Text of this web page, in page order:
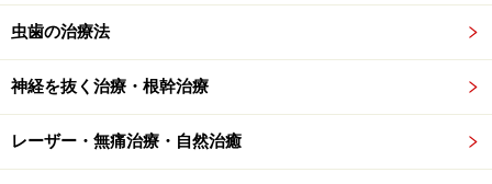
セラミック冠が金属冠と同様な強度を持っているのに対
して、金属ほどの強度はないため、欠けたり破折して外
れたりするリスクがあります。それでも以前のレジンジ
比べれば強度は向上しています。表面の硬度はセラミッ
ク冠や金属冠ほどの硬さはありません。しかし逆に硬す
虫歯の治療法
神経を抜く治療・根幹治療
レーザー・無痛治療・自然治癒